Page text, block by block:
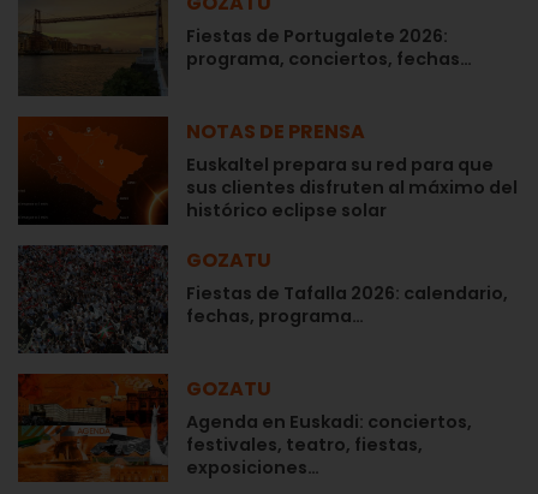
Fiestas de Portugalete 2026:
programa, conciertos, fechas…
NOTAS DE PRENSA
Euskaltel prepara su red para que
sus clientes disfruten al máximo del
histórico eclipse solar
GOZATU
Fiestas de Tafalla 2026: calendario,
fechas, programa…
GOZATU
Agenda en Euskadi: conciertos,
festivales, teatro, fiestas,
exposiciones…